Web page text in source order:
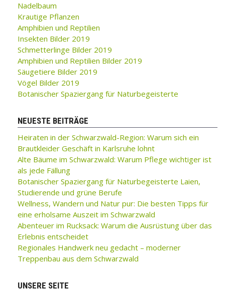
Nadelbaum
Krautige Pflanzen
Amphibien und Reptilien
Insekten Bilder 2019
Schmetterlinge Bilder 2019
Amphibien und Reptilien Bilder 2019
Säugetiere Bilder 2019
Vögel Bilder 2019
Botanischer Spaziergang für Naturbegeisterte
NEUESTE BEITRÄGE
Heiraten in der Schwarzwald-Region: Warum sich ein
Brautkleider Geschäft in Karlsruhe lohnt
Alte Bäume im Schwarzwald: Warum Pflege wichtiger ist
als jede Fällung
Botanischer Spaziergang für Naturbegeisterte Laien,
Studierende und grüne Berufe
Wellness, Wandern und Natur pur: Die besten Tipps für
eine erholsame Auszeit im Schwarzwald
Abenteuer im Rucksack: Warum die Ausrüstung über das
Erlebnis entscheidet
Regionales Handwerk neu gedacht – moderner
Treppenbau aus dem Schwarzwald
UNSERE SEITE